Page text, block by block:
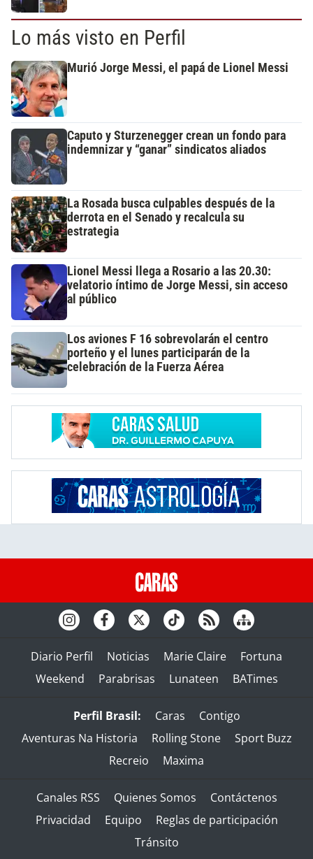
Lo más visto en Perfil
Murió Jorge Messi, el papá de Lionel Messi
Caputo y Sturzenegger crean un fondo para
indemnizar y “ganar” sindicatos aliados
La Rosada busca culpables después de la
derrota en el Senado y recalcula su
estrategia
Lionel Messi llega a Rosario a las 20.30:
velatorio íntimo de Jorge Messi, sin acceso
al público
Los aviones F 16 sobrevolarán el centro
porteño y el lunes participarán de la
celebración de la Fuerza Aérea
Diario Perfil Noticias Marie Claire
Fortuna
Weekend
Parabrisas Lunateen BATimes
Perfil Brasil: Caras
Contigo
Aventuras Na Historia
Rolling Stone
Sport Buzz
Recreio
Maxima
Canales RSS Quienes Somos
Contáctenos
Privacidad
Equipo
Reglas de participación
Tránsito